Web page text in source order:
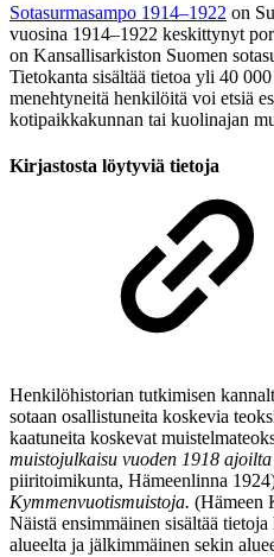
Sotasurmasampo 1914–1922 on
vuosina 1914–1922 keskittynyt
on Kansallisarkiston Suomen
Tietokanta sisältää tietoa yli 40
menehtyneitä henkilöitä voi etsiä
kotipaikkakunnan tai kuolinajan
Kirjastosta löytyviä tietoja
Henkilöhistorian tutkimisen
sotaan osallistuneita koskevia
kaatuneita koskevat
muistojulkaisu vuoden 1918 ajoilta
piiritoimikunta, Hämeenlinna
Kymmenvuotismuistoja. (Hämeen
Näistä ensimmäinen sisältää
alueelta ja jälkimmäinen sekin